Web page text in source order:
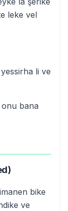
leke vel
li ve
bana
bike
ve